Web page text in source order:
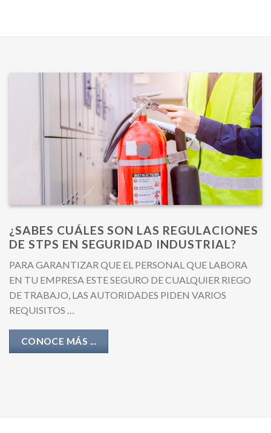
¿SABES CUÁLES SON LAS REGULACIONES
DE STPS EN SEGURIDAD INDUSTRIAL?
PARA GARANTIZAR QUE EL PERSONAL QUE LABORA
EN TU EMPRESA ESTE SEGURO DE CUALQUIER RIEGO
DE TRABAJO, LAS AUTORIDADES PIDEN VARIOS
REQUISITOS …
CONOCE MÁS ...